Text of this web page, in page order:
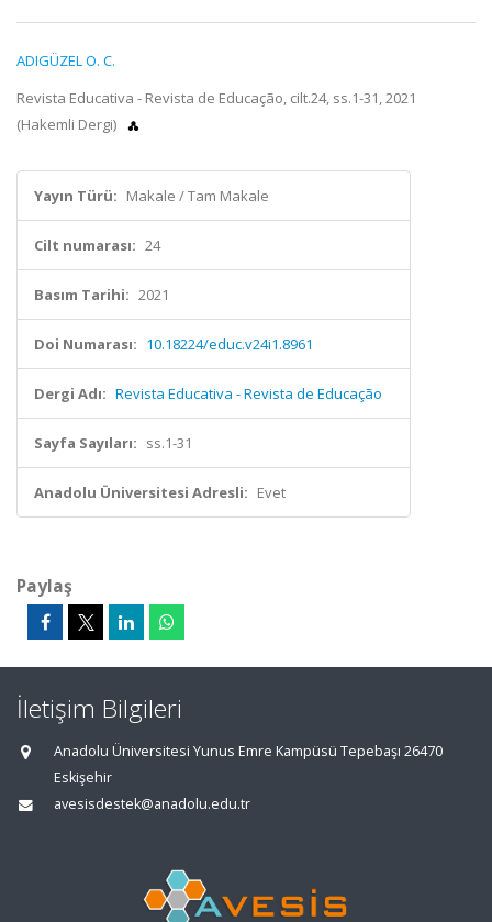
ADIGÜZEL O. C.
Revista Educativa - Revista de Educação, cilt.24, ss.1-31, 2021
(Hakemli Dergi)
Yayın Türü: Makale / Tam Makale
Cilt numarası: 24
Basım Tarihi: 2021
Doi Numarası: 10.18224/educ.v24i1.8961
Dergi Adı: Revista Educativa - Revista de Educação
Sayfa Sayıları: ss.1-31
Anadolu Üniversitesi Adresli: Evet
Paylaş
İletişim Bilgileri
Anadolu Üniversitesi Yunus Emre Kampüsü Tepebaşı 26470
Eskişehir
avesisdestek@anadolu.edu.tr